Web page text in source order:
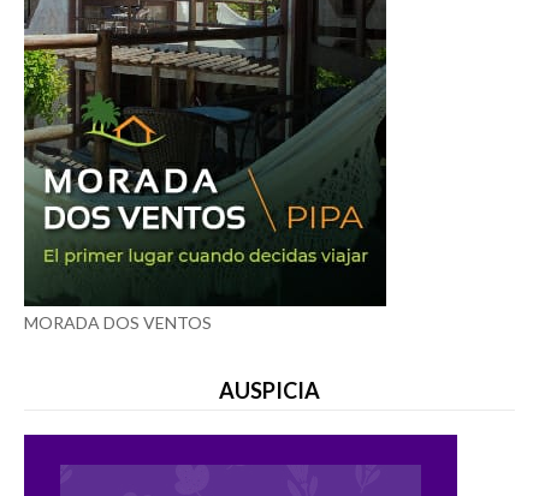
MORADA DOS VENTOS
AUSPICIA